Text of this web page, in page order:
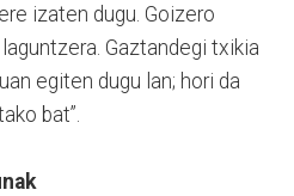
izaten dugu. Goizero
Gaztandegi txikia
egiten dugu lan; hori da
bat”.